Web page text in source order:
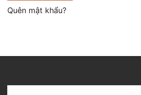
Quên mật khẩu?